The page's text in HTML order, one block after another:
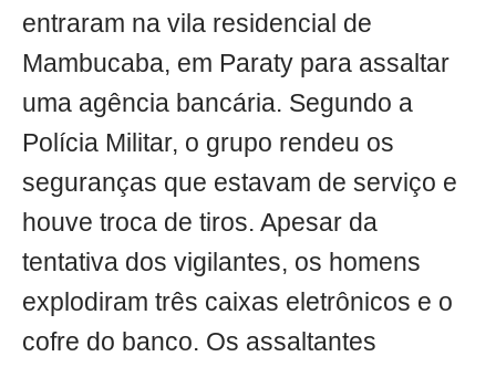
entraram na vila residencial de
Mambucaba, em Paraty para assaltar
uma agência bancária. Segundo a
Polícia Militar, o grupo rendeu os
seguranças que estavam de serviço e
houve troca de tiros. Apesar da
tentativa dos vigilantes, os homens
explodiram três caixas eletrônicos e o
cofre do banco. Os assaltantes